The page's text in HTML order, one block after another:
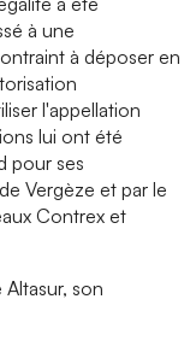
à une
à déposer en
l'appellation
lui ont été
pour ses
Vergèze et par le
Contrex et
son